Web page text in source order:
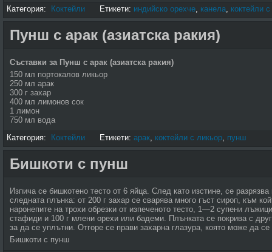
Категория:
Коктейли Етикети: индийско орехче, канела, коктейли
Пунш с арак (азиатска ракия)
Съставки за Пунш с арак (азиатска ракия)
150 мл портокалов ликьор
250 мл арак
300 г захар
400 мл лимонов сок
1 лимон
750 мл вода
Категория:
Коктейли Етикети: арак, коктейли с ликьор, пунш
Бишкоти с пунш
Изпича се бишкотено тесто от 6 яйца. След като изстине, се
следната плънка: от 200 г захар се сварява много гъст сироп, към
наронепите на трохи обрезки от изпеченото тесто, 1—2 супени
стафиди и 100 г млени орехи или бадеми. Плънката се покрива с
за да се уплътни. Отгоре се прави захарна глазура, която може да се
Бишкоти с пунш